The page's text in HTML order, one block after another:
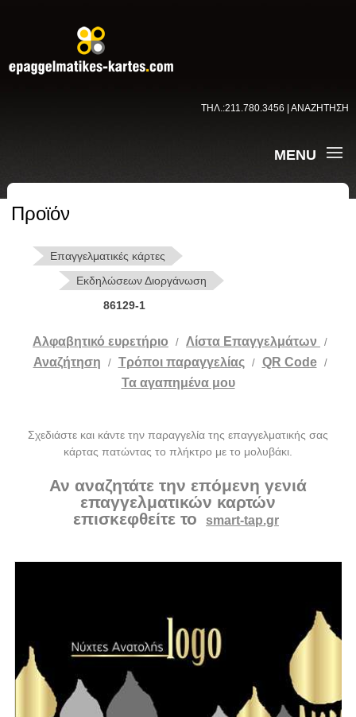
ΤΗΛ.:211.780.3456 | ΑΝΑΖΗΤΗΣΗ
MENU
Προϊόν
Επαγγελματικές κάρτες
Εκδηλώσεων Διοργάνωση
86129-1
Αλφαβητικό ευρετήριο / Λίστα Επαγγελμάτων /
Αναζήτηση / Tρόποι παραγγελίας / QR Code /
Τα αγαπημένα μου
Σχεδιάστε και κάντε την παραγγελία της επαγγελματικής σας
κάρτας πατώντας το πλήκτρο με το μολυβάκι.
Αν αναζητάτε την επόμενη γενιά
επαγγελματικών καρτών
επισκεφθείτε το
smart-tap.gr